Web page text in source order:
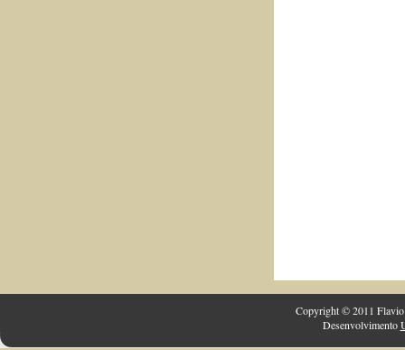
Copyright © 2011 Flavio
Desenvolvimento